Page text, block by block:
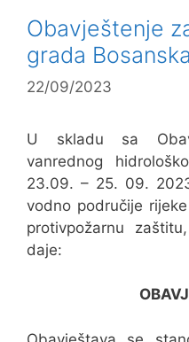
Obavještenje
grada
22/09/2023
U skladu sa
vanrednog
23.09. – 25. 09.
vodno područije
protivpožarnu
daje: